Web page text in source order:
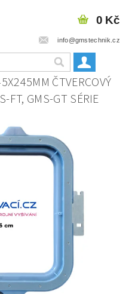
info@gmstechnik.cz
0 Kč
ČTVERCOVÝ
FT, GMS-GT SÉRIE